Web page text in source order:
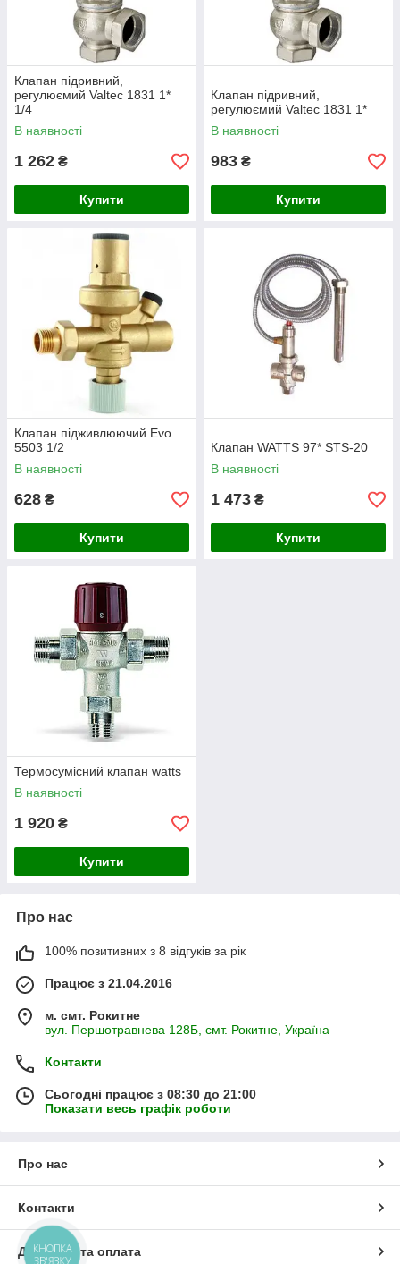
Клапан підривний,
регулюємий Valtec 1831 1*
1/4
В наявності
1 262 ₴
Купити
Клапан підривний,
регулюємий Valtec 1831 1*
В наявності
983 ₴
Купити
Клапан підживлюючий Evo
5503 1/2
В наявності
628 ₴
Купити
Клапан WATTS 97* STS-20
В наявності
1 473 ₴
Купити
Термосумісний клапан watts
В наявності
1 920 ₴
Купити
Про нас
100% позитивних з 8 відгуків за рік
Працює з 21.04.2016
м. смт. Рокитне
вул. Першотравнева 128Б, смт. Рокитне, Україна
Контакти
Сьогодні працює з 08:30 до 21:00
Показати весь графік роботи
Про нас
Контакти
Доставка та оплата
КНОПКА
ЗВ'ЯЗКУ